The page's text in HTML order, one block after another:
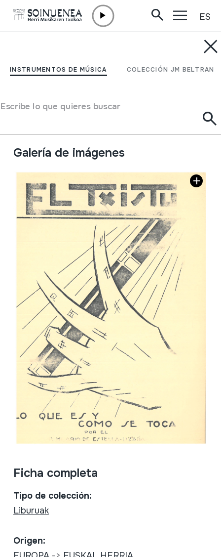
INSTRUMENTOS DE MÚSICA COLECCIÓN JM BELTRAN
Escribe lo que quieres buscar
ES
El txistu. Lo que es y
Tipo de colección Liburuak
Situación: 15
Galería de imágenes
Ficha completa
Tipo de colección:
Liburuak
Origen: